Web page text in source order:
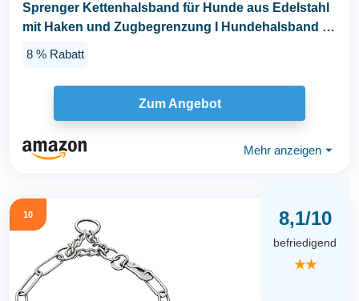
Sprenger Kettenhalsband für Hunde aus Edelstahl
mit Haken und Zugbegrenzung I Hundehalsband m
8 % Rabatt
Zum Angebot
Mehr anzeigen ⏷
10 8,1/10
befriedigend
★★